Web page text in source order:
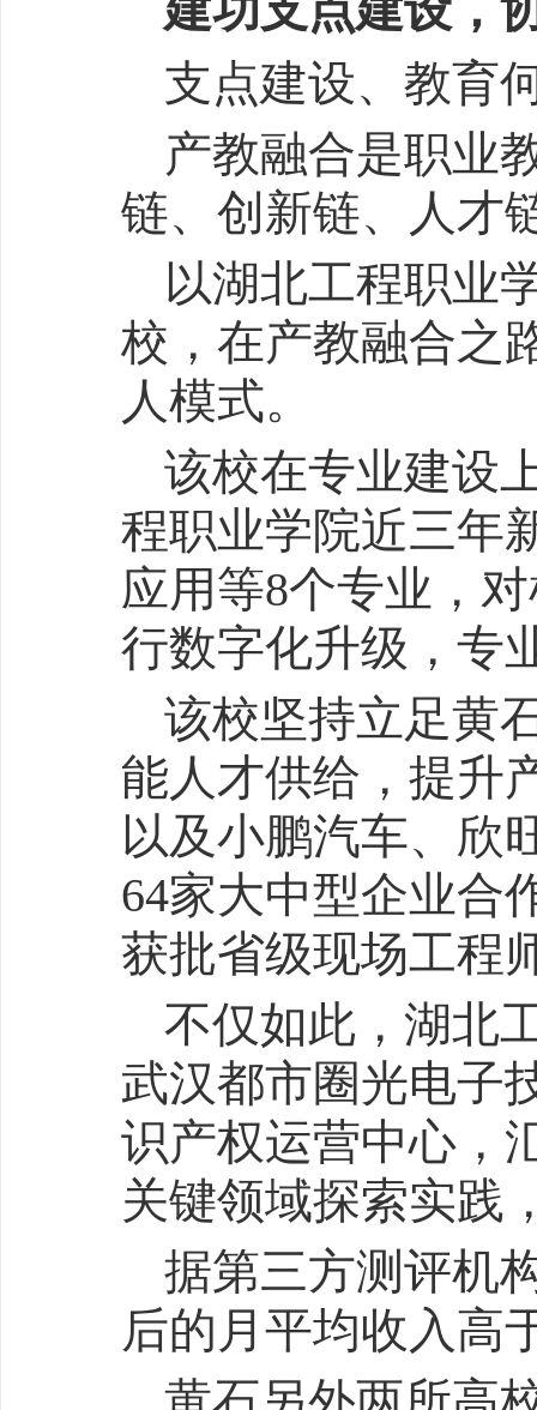
支点建设、教育
产教融合是职业
链、创新链、人才
以湖北工程职业
校，在产教融合之
人模式。
该校在专业建设
程职业学院近三年
应用等8个专业，
行数字化升级，专
该校坚持立足黄
能人才供给，提升
以及小鹏汽车、欣
64家大中型企业合
获批省级现场工程
不仅如此，湖北
武汉都市圈光电子
识产权运营中心，
关键领域探索实践
据第三方测评机
后的月平均收入高